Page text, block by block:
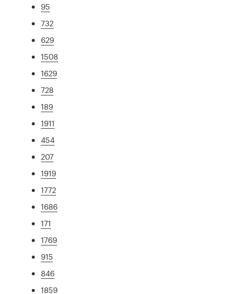
95
732
629
1508
1629
728
189
1911
454
207
1919
1772
1686
171
1769
915
846
1859